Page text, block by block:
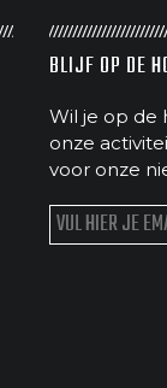
BLIJF OP DE
Wil je op de
onze
voor onze